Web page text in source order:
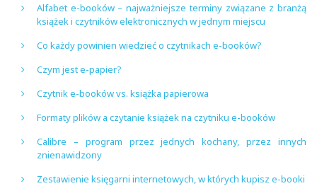
Alfabet e-booków – najważniejsze terminy związane z branżą
książek i czytników elektronicznych w jednym miejscu
Co każdy powinien wiedzieć o czytnikach e-booków?
Czym jest e-papier?
Czytnik e-booków vs. książka papierowa
Formaty plików a czytanie książek na czytniku e-booków
Calibre – program przez jednych kochany, przez innych
znienawidzony
Zestawienie księgarni internetowych, w których kupisz e-booki